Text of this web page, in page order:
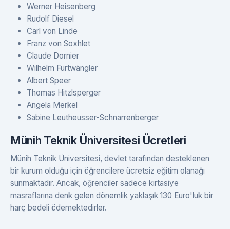
Werner Heisenberg
Rudolf Diesel
Carl von Linde
Franz von Soxhlet
Claude Dornier
Wilhelm Furtwängler
Albert Speer
Thomas Hitzlsperger
Angela Merkel
Sabine Leutheusser-Schnarrenberger
Münih Teknik Üniversitesi Ücretleri
Münih Teknik Üniversitesi, devlet tarafından desteklenen
bir kurum olduğu için öğrencilere ücretsiz eğitim olanağı
sunmaktadır. Ancak, öğrenciler sadece kırtasiye
masraflarına denk gelen dönemlik yaklaşık 130 Euro'luk bir
harç bedeli ödemektedirler.